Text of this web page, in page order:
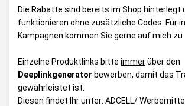
Die Rabatte sind bereits im Shop hinterlegt
funktionieren ohne zusätzliche Codes. Für
Kampagnen kommen Sie gerne auf mich zu.
Einzelne Produktlinks bitte immerüber den
Deeplinkgenerator bewerben, damit das
gewährleistet ist.
Diesen findet Ihr unter: ADCELL/